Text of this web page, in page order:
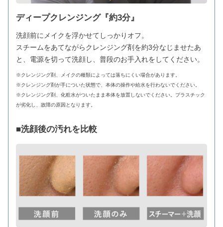
ディープクレンジング『約3分』
洗顔前にメイクを浮かせてしっかりオフ。
スチームをあてながらクレンジング剤を約3分なじませたあ
と、電源を切って洗顔し、普段のお手入れをしてください。
※クレンジング剤、メイクの種類によっては落ちにくい場合があります。
※クレンジング剤が手についた状態で、本体の操作や給水を行わないでください。
※クレンジング剤、化粧水がついたまま本体を放置しないでください。プラスチック
が劣化し、故障の原因となります。
■洗顔後の汚れを比較